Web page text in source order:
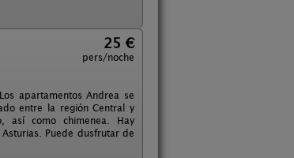
25 €
pers/noche
apartamentos Andrea se
entre la región Central y
así como chimenea. Hay
Puede dusfrutar de